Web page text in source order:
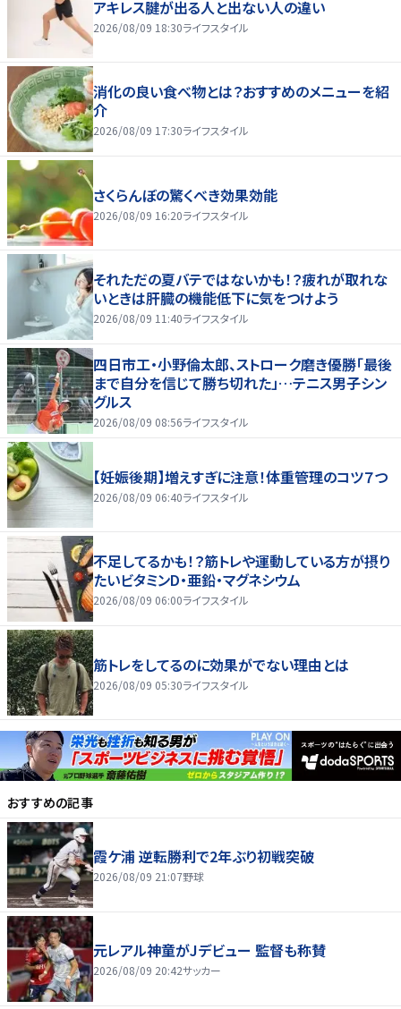
アキレス腱が出る人と出ない人の違い
2026/08/09 18:30ライフスタイル
消化の良い食べ物とは？おすすめのメニューを紹
介
2026/08/09 17:30ライフスタイル
さくらんぼの驚くべき効果効能
2026/08/09 16:20ライフスタイル
それただの夏バテではないかも！？疲れが取れな
いときは肝臓の機能低下に気をつけよう
2026/08/09 11:40ライフスタイル
四日市工・小野倫太郎、ストローク磨き優勝「最後
まで自分を信じて勝ち切れた」…テニス男子シン
グルス
2026/08/09 08:56ライフスタイル
【妊娠後期】増えすぎに注意！体重管理のコツ７つ
2026/08/09 06:40ライフスタイル
不足してるかも！？筋トレや運動している方が摂り
たいビタミンD・亜鉛・マグネシウム
2026/08/09 06:00ライフスタイル
筋トレをしてるのに効果がでない理由とは
2026/08/09 05:30ライフスタイル
おすすめの記事
霞ケ浦 逆転勝利で2年ぶり初戦突破
2026/08/09 21:07野球
元レアル神童がJデビュー 監督も称賛
2026/08/09 20:42サッカー